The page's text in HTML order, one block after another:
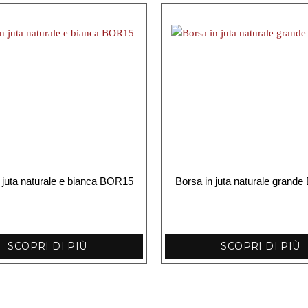
naturale e bianca BOR15
SCOPRI DI PIÙ
Borsa in juta naturale grande
SCOPRI DI PIÙ